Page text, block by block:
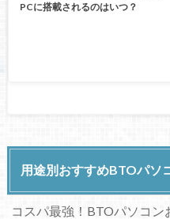
PCに搭載されるのはいつ？
用途別おすすめBTOパソ
コスパ最強！BTOパソコ